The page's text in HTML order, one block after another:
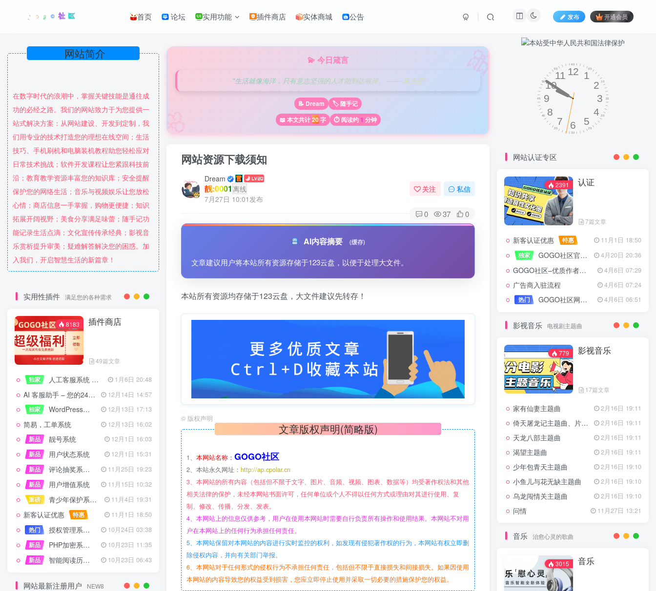
首页 论坛 实用功能 插件商店 实体商城 公告 发布 开通会员
在数字时代的浪潮中，掌握关键技能是通往成
功的必经之路。我们的网站致力于为您提供一
站式解决方案：从网站建设、开发到定制，我
们用专业的技术打造您的理想在线空间；生活
技巧、手机刷机和电脑装机教程助您轻松应对
日常技术挑战；软件开发课程让您紧跟科技前
沿；教育教学资源丰富您的知识库；安全提醒
保护您的网络生活；音乐与视频娱乐让您放松
心情；商店信息一手掌握，购物更便捷；知识
拓展开阔视野；美食分享满足味蕾；随手记功
能记录生活点滴；文化宣传传承经典；影视音
乐赏析提升审美；疑难解答解决您的困惑。加
入我们，开启智慧生活的新篇章！
实用性插件 满足您的各种需求
8183 插件商店
49篇文章
独家 人工客服系统 技术开发文档 1月6日 20:48
AI 客服助手 – 您的24/7智能客服专家
12月14日 14:57
独家
WordPress设备管理器插件 – 专业版 12月13日 17:13
简易，工单系统
12月13日 16:02
新品
靓号系统
12月1日 16:03
新品
用户状态系统
12月1日 15:31
新品
评论抽奖系统 – 完整功能详解
11月25日 19:23
新品
用户增值系统
11月15日 10:32
重磅
青少年保护系统 专为子比主题开发 11月4日 19:31
新客认证优惠 特惠
11月1日 18:50
热门
授权管理系统子比主题专版
10月24日 03:38
新品
PHP加密系统专业版
10月23日 11:35
新品
智能阅读历史系统 10月23日 06:43
网站最新注册用户 NEW8
🎀
🌸
💫 今日箴言
"生活就像海洋，只有意志坚强的人才能到达彼岸。 —— 马克思"
📝 Dream
🏷️ 随手记
📖 本文共计20字 ⏱️ 阅读约 1 分钟
网站资源下载须知
Dream
靓:0001 离线
7月27日 10:01发布
关注 私信
0 37 0
AI内容摘要 (缓存)
文章建议用户将本站所有资源存储于123云盘，以便于处理大文件。
本站所有资源均存储于123云盘，大文件建议先转存！
© 版权声明
文章版权声明(简略版)
1、 本网站名称： GOGO社区
2、本站永久网址： http://ap.cpolar.cn
3、本网站的所有内容（包括但不限于文字、图片、音频、视频、图表、数据等）均受著作权法和其他
相关法律的保护，未经本网站书面许可，任何单位或个人不得以任何方式或理由对其进行使用、复
制、修改、传播、分发、发表。
4、本网站上的信息仅供参考，用户在使用本网站时需要自行负责所有操作和使用结果。本网站不对用
户在本网站上的任何行为承担任何责任。
5、本网站保留对本网站的内容进行实时监控的权利，如发现有侵犯著作权的行为，本网站有权立即删
除侵权内容，并向有关部门举报。
6、本网站对于任何形式的侵权行为不承担任何责任，包括但不限于直接损失和间接损失。如果因使用
本网站的内容导致您的权益受到损害，您应立即停止使用并采取一切必要的措施保护您的权益。
网站认证专区
2391 认证
7篇文章
新客认证优惠 特惠
11月1日 18:50
独家
GOGO社区官方成员认证 4月20日 20:36
GOGO社区–优质作者认证 4月6日 07:29
广告商入驻流程
4月6日 07:24
热门
GOGO社区网站搭建(自助服务) 4月6日 06:51
影视音乐 电视剧主题曲
779 影视音乐
17篇文章
家有仙妻主题曲 2月16日 19:11
倚天屠龙记主题曲、片头曲 2月16日 19:11
天龙八部主题曲 2月16日 19:11
渴望主题曲 2月16日 19:11
少年包青天主题曲 2月16日 19:10
小鱼儿与花无缺主题曲 2月16日 19:10
乌龙闯情关主题曲 2月16日 19:10
问情 11月27日 13:21
音乐 治愈心灵的歌曲
3015 音乐